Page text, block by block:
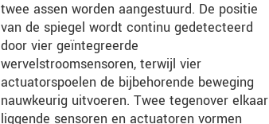
twee assen worden aangestuurd. De positie
van de spiegel wordt continu gedetecteerd
door vier geïntegreerde
wervelstroomsensoren, terwijl vier
actuatorspoelen de bijbehorende beweging
nauwkeurig uitvoeren. Twee tegenover elkaar
liggende sensoren en actuatoren vormen